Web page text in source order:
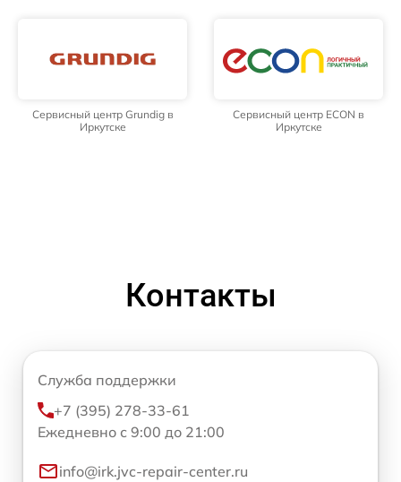
Сервисный центр Grundig в
Иркутске
Сервисный центр ECON в
Иркутске
Контакты
Служба поддержки
+7 (395) 278-33-61
Ежедневно с 9:00 до 21:00
info@irk.jvc-repair-center.ru